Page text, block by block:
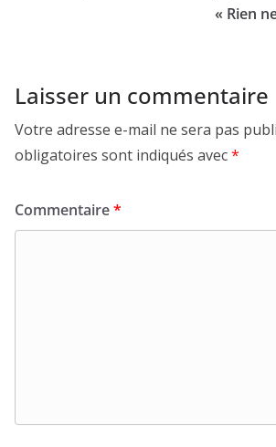
« Rien
Laisser un commentaire
Votre adresse e-mail ne sera pas
obligatoires sont indiqués avec*
Commentaire*